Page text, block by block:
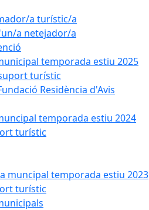
a turístic/a
a netejador/a
temporada estiu 2025
turístic
Residència d'Avis
temporada estiu 2024
turístic
muncipal temporada estiu 2023
turístic